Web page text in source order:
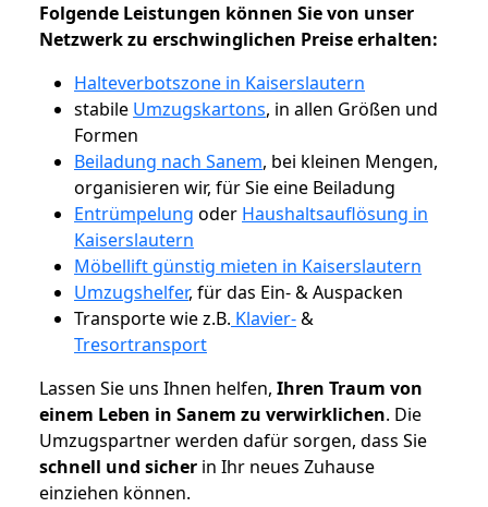
Folgende Leistungen können Sie von unser
Netzwerk zu erschwinglichen Preise erhalten:
Halteverbotszone in Kaiserslautern
stabile Umzugskartons, in allen Größen und
Formen
Beiladung nach Sanem, bei kleinen Mengen,
organisieren wir, für Sie eine Beiladung
Entrümpelung oder Haushaltsauflösung in
Kaiserslautern
Möbellift günstig mieten in Kaiserslautern
Umzugshelfer, für das Ein- & Auspacken
Transporte wie z.B. Klavier-&
Tresortransport
Lassen Sie uns Ihnen helfen, Ihren Traum von
einem Leben in Sanem zu verwirklichen. Die
Umzugspartner werden dafür sorgen, dass Sie
schnell und sicher in Ihr neues Zuhause
einziehen können.